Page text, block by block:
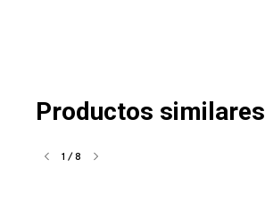
Productos similares
1 /8